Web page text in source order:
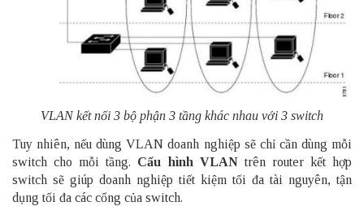
VLAN kết nối 3 bộ phận 3 tầng khác nhau với 3 switch
Tuy nhiên, nếu dùng VLAN doanh nghiệp sẽ chỉ cần dùng mỗi
switch cho mỗi tầng. Cấu hình VLANtrên router kết hợp
switch sẽ giúp doanh nghiệp tiết kiệm tối đa tài nguyên, tận
dụng tối đa các cổng của switch.